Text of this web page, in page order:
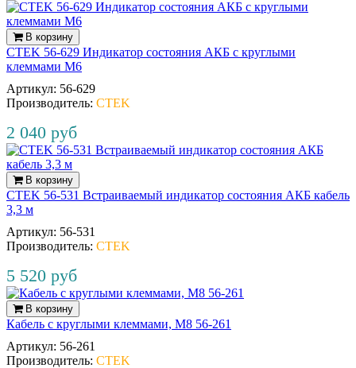
В корзину
CTEK 56-629 Индикатор состояния АКБ с круглыми
клеммами М6
Артикул: 56‐629
Производитель: CTEK
2 040 руб
В корзину
CTEK 56-531 Встраиваемый индикатор состояния АКБ кабель
3,3 м
Артикул: 56‐531
Производитель: CTEK
5 520 руб
В корзину
Кабель с круглыми клеммами, М8 56‐261
Артикул: 56‐261
Производитель: CTEK